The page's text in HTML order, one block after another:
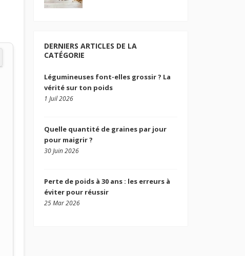
DERNIERS ARTICLES DE LA
CATÉGORIE
Légumineuses font-elles grossir ? La
vérité sur ton poids
1 Juil 2026
Quelle quantité de graines par jour
pour maigrir ?
30 Juin 2026
Perte de poids à 30 ans : les erreurs à
éviter pour réussir
25 Mar 2026